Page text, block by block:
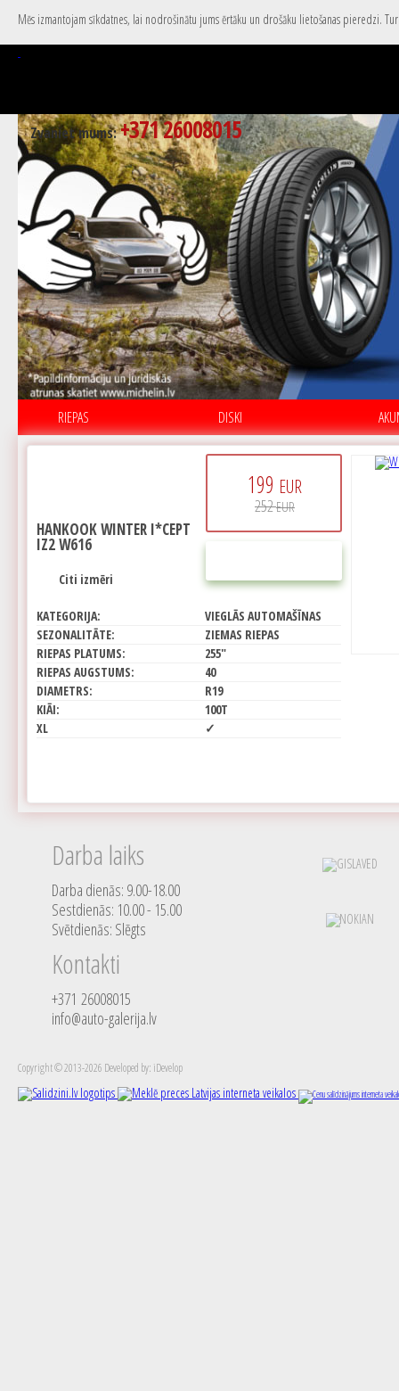
Mēs izmantojam sīkdatnes, lai nodrošinātu jums ērtāku un drošāku lietošanas pieredzi.
Zvaniet mums:+371 26008015
RIEPAS DISKI
199 EUR
252EUR
HANKOOK WINTER I*CEPT
IZ2 W616
Citi izmēri
KATEGORIJA:
VIEGLĀS AUTOMAŠĪNAS
SEZONALITĀTE:
ZIEMAS RIEPAS
RIEPAS PLATUMS:
255"
RIEPAS AUGSTUMS:
40
DIAMETRS:
R19
KIĀI:
100T
XL
✓
Darba laiks
Darba dienās: 9.00-18.00
Sestdienās: 10.00 - 15.00
Svētdienās: Slēgts
Kontakti
+371 26008015
info@auto-galerija.lv
Copyright © 2013-2026 Developed by: iDevelop